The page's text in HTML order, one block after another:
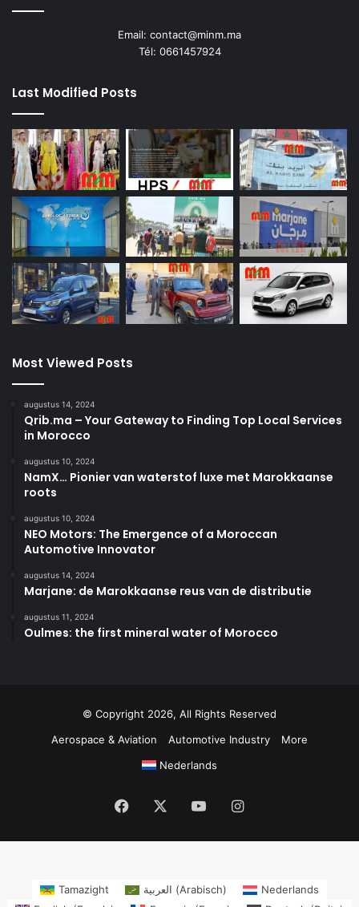
Email: contact@minm.ma
Tél: 0661457924
Last Modified Posts
Most Viewed Posts
augustus 14, 2024
Qrib.ma – Your Gateway to Finding Top Local Services
in Morocco
augustus 10, 2024
NamX… Pionier van waterstof luxe met Marokkaanse
roots
augustus 10, 2024
NEO Motors: The Emergence of a Moroccan
Automotive Innovator
augustus 14, 2024
Marjane: de Marokkaanse reus van de distributie
augustus 11, 2024
Oulmes: the first mineral water of Morocco
© Copyright 2026, All Rights Reserved
Aerospace & Aviation
Automotive Industry
More
Nederlands
Facebook YouTubeInstagram
Tamazight العربية (Arabisch)
Nederlands